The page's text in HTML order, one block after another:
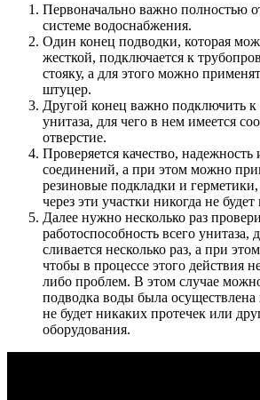
Первоначально важно полностью
системе водоснабжения.
Один конец подводки, которая
жесткой, подключается к
стояку, а для этого можно
штуцер.
Другой конец важно подключить к
унитаза, для чего в нем имеется
отверстие.
Проверяется качество, надежность
соединений, а при этом можно
резиновые подкладки и
через эти участки никогда не будет
Далее нужно несколько раз
работоспособность всего унитаза,
сливается несколько раз, а при
чтобы в процессе этого действия
либо проблем. В этом случае
подводка воды была
не будет никаких протечек или
оборудования.